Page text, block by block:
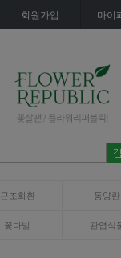
회원가입 마이
근조화환 동양란
꽃다발 관엽식